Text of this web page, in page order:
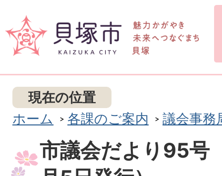
現在の位置
ホーム
各課のご案内 議会事務
市議会だより95号